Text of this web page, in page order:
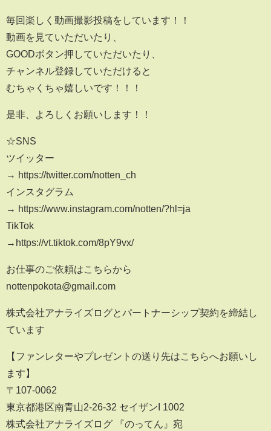
毎回楽しく動画撮影投稿をしています！！
動画を見ていただいたり、
GOODボタン押していただいたり、
チャンネル登録していただけると
むちゃくちゃ嬉しいです！！！
是非、よろしくお願いします！！
☆SNS
ツイッター
→ https://twitter.com/notten_ch
インスタグラム
→ https://www.instagram.com/notten/?hl=ja
TikTok
→https://vt.tiktok.com/8pY9vx/
お仕事のご依頼はこちらから
nottenpokota@gmail.com
株式会社アナライズログとパートナーシップ契約を締結し
ています
【ファンレターやプレゼントの送り先はこちらへお願いし
ます】
〒107-0062
東京都港区南青山2-26-32 セイザンI 1002
株式会社アナライズログ 『のってん』宛